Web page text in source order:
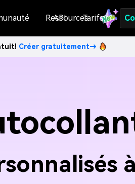
Ressources
API Tarifs
Créer gratuitement→